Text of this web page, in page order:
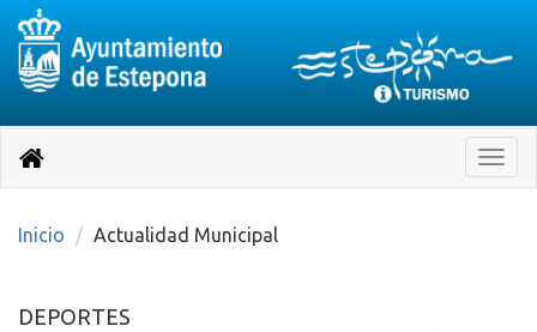
página
Toggle
Destino:
Volver
inicio
Inicio Actualidad Municipal
DEPORTES